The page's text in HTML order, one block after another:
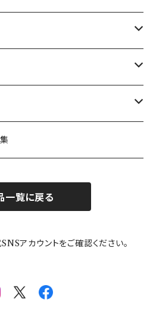
)
ュレイ)
)
ズ)
一覧に戻る
アカウントをご確認ください。